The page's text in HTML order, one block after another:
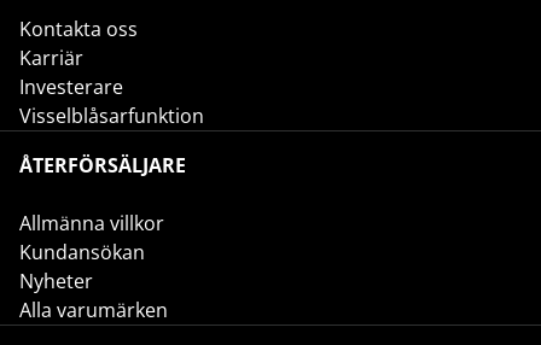
Kontakta oss
Karriär
Investerare
Visselblåsarfunktion
ÅTERFÖRSÄLJARE
Allmänna villkor
Kundansökan
Nyheter
Alla varumärken